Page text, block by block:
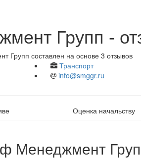
Групп -
Групп составлен на основе 3 отзывов
Транспорт
info@smggr.ru
Оценка начальству
Менеджмент